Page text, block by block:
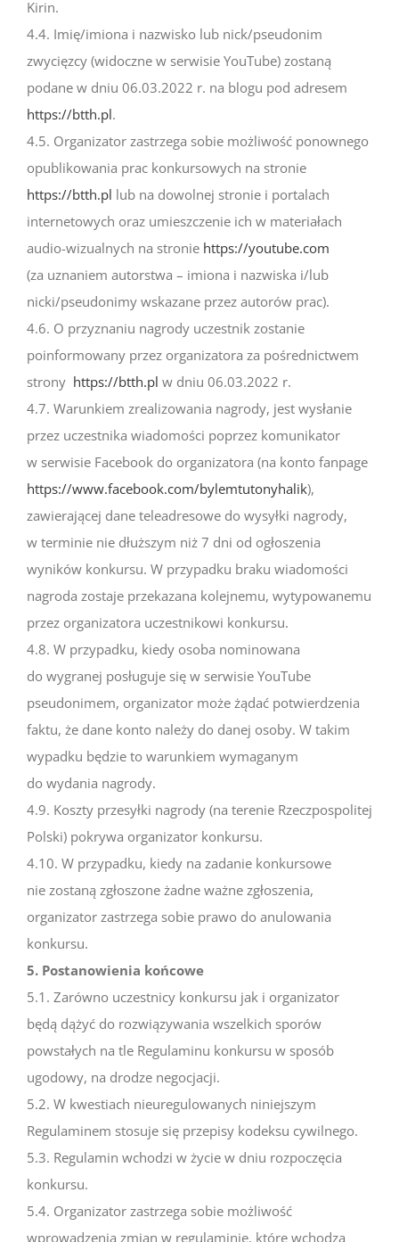
Kirin.
4.4. Imię/imiona i nazwisko lub nick/pseudonim
zwycięzcy (widoczne w serwisie YouTube) zostaną
podane w dniu 06.03.2022 r. na blogu pod adresem
https://btth.pl.
4.5. Organizator zastrzega sobie możliwość ponownego
opublikowania prac konkursowych na stronie
https://btth.pl lub na dowolnej stronie i portalach
internetowych oraz umieszczenie ich w materiałach
audio-wizualnych na stronie https://youtube.com
(za uznaniem autorstwa – imiona i nazwiska i/lub
nicki/pseudonimy wskazane przez autorów prac).
4.6. O przyznaniu nagrody uczestnik zostanie
poinformowany przez organizatora za pośrednictwem
strony https://btth.pl w dniu 06.03.2022 r.
4.7. Warunkiem zrealizowania nagrody, jest wysłanie
przez uczestnika wiadomości poprzez komunikator
w serwisie Facebook do organizatora (na konto fanpage
https://www.facebook.com/bylemtutonyhalik),
zawierającej dane teleadresowe do wysyłki nagrody,
w terminie nie dłuższym niż 7 dni od ogłoszenia
wyników konkursu. W przypadku braku wiadomości
nagroda zostaje przekazana kolejnemu, wytypowanemu
przez organizatora uczestnikowi konkursu.
4.8. W przypadku, kiedy osoba nominowana
do wygranej posługuje się w serwisie YouTube
pseudonimem, organizator może żądać potwierdzenia
faktu, że dane konto należy do danej osoby. W takim
wypadku będzie to warunkiem wymaganym
do wydania nagrody.
4.9. Koszty przesyłki nagrody (na terenie Rzeczpospolitej
Polski) pokrywa organizator konkursu.
4.10. W przypadku, kiedy na zadanie konkursowe
nie zostaną zgłoszone żadne ważne zgłoszenia,
organizator zastrzega sobie prawo do anulowania
konkursu.
5. Postanowienia końcowe
5.1. Zarówno uczestnicy konkursu jak i organizator
będą dążyć do rozwiązywania wszelkich sporów
powstałych na tle Regulaminu konkursu w sposób
ugodowy, na drodze negocjacji.
5.2. W kwestiach nieuregulowanych niniejszym
Regulaminem stosuje się przepisy kodeksu cywilnego.
5.3. Regulamin wchodzi w życie w dniu rozpoczęcia
konkursu.
5.4. Organizator zastrzega sobie możliwość
wprowadzenia zmian w regulaminie, które wchodzą